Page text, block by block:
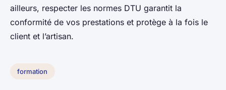
ailleurs, respecter les normes DTU garantit la
conformité de vos prestations et protège à la fois le
client et l’artisan.
formation